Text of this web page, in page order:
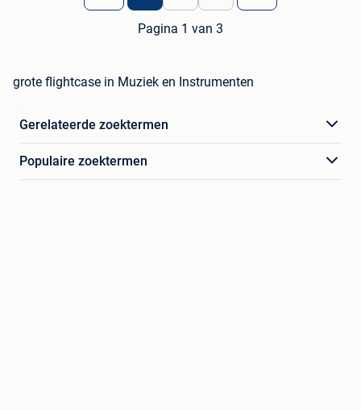
Pagina 1 van 3
grote flightcase in Muziek en Instrumenten
Gerelateerde zoektermen
Populaire zoektermen